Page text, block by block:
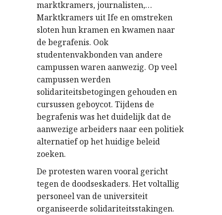
marktkramers, journalisten,…
Marktkramers uit Ife en omstreken
sloten hun kramen en kwamen naar
de begrafenis. Ook
studentenvakbonden van andere
campussen waren aanwezig. Op veel
campussen werden
solidariteitsbetogingen gehouden en
cursussen geboycot. Tijdens de
begrafenis was het duidelijk dat de
aanwezige arbeiders naar een politiek
alternatief op het huidige beleid
zoeken.
De protesten waren vooral gericht
tegen de doodseskaders. Het voltallig
personeel van de universiteit
organiseerde solidariteitsstakingen.